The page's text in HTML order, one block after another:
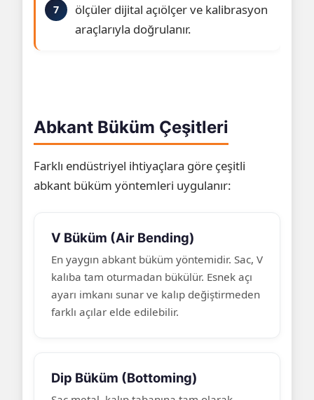
ölçüler dijital açıölçer ve kalibrasyon
araçlarıyla doğrulanır.
Abkant Büküm Çeşitleri
Farklı endüstriyel ihtiyaçlara göre çeşitli
abkant büküm yöntemleri uygulanır:
V Büküm (Air Bending)
En yaygın abkant büküm yöntemidir. Sac, V
kalıba tam oturmadan bükülür. Esnek açı
ayarı imkanı sunar ve kalıp değiştirmeden
farklı açılar elde edilebilir.
Dip Büküm (Bottoming)